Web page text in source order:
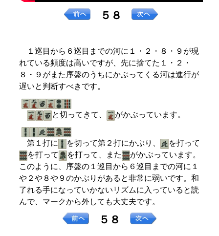
５８
１巡目から６巡目までの河に１・２・８・９が現
れている頻度は高いですが、先に捨てた１・２・
８・９がまた序盤のうちにかぶってくる河は進行が
遅いと判断すべきです。
と切ってきて、 がかぶっています。
第１打に を切って第２打にかぶり、
を打って
を打って
を打って、また
がかぶっています。
このように、序盤の１巡目から６巡目までの河に１
や２や８や９のかぶりがあると非常に弱いです。和
了れる手になっていかないリズムに入っていると読
んで、マークから外しても大丈夫です。
５８